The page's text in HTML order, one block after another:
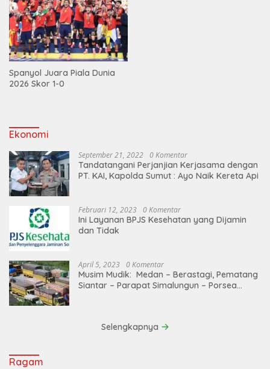
Spanyol Juara Piala Dunia
2026 Skor 1-0
Ekonomi
September 21, 2022 0 Komentar
Tandatangani Perjanjian Kerjasama dengan
PT. KAI, Kapolda Sumut : Ayo Naik Kereta Api
Februari 12, 2023 0 Komentar
Ini Layanan BPJS Kesehatan yang Dijamin
dan Tidak
April 5, 2023 0 Komentar
Musim Mudik: Medan – Berastagi, Pematang
Siantar – Parapat Simalungun – Porsea
Selengkapnya
Ragam